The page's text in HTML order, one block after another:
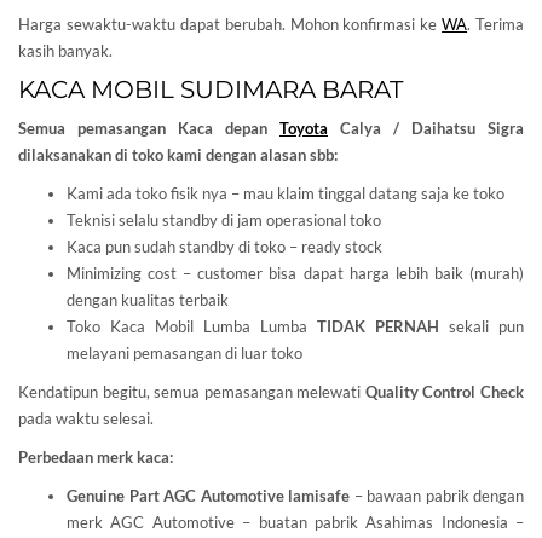
Harga sewaktu-waktu dapat berubah. Mohon konfirmasi keWA. Terima
kasih banyak.
KACA MOBIL SUDIMARA BARAT
Semua pemasangan Kaca depan Toyota Calya / Daihatsu Sigra
dilaksanakan di toko kami dengan alasan sbb:
Kami ada toko fisik nya – mau klaim tinggal datang saja ke toko
Teknisi selalu standby di jam operasional toko
Kaca pun sudah standby di toko – ready stock
Minimizing cost – customer bisa dapat harga lebih baik (murah)
dengan kualitas terbaik
Toko Kaca Mobil Lumba Lumba TIDAK PERNAH sekali pun
melayani pemasangan di luar toko
Kendatipun begitu, semua pemasangan melewati Quality Control Check
pada waktu selesai.
Perbedaan merk kaca:
Genuine Part AGC Automotive lamisafe – bawaan pabrik dengan
merk AGC Automotive – buatan pabrik Asahimas Indonesia –